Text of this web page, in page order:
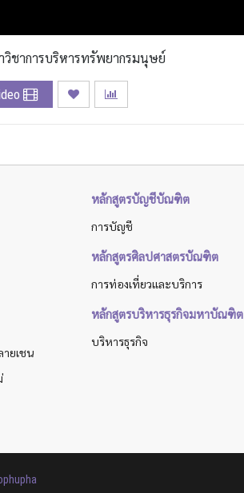
วิชาการบริหารทรัพยากรมนุษย์
ยเชน
หลักสูตรบัญชีบัณฑิต
การบัญชี
หลักสูตรศิลปศาสตรบัณฑิต
การท่องเที่ยวและบริการ
หลักสูตรบริหารธุรกิจมหาบัณฑิต
บริหารธุรกิจ